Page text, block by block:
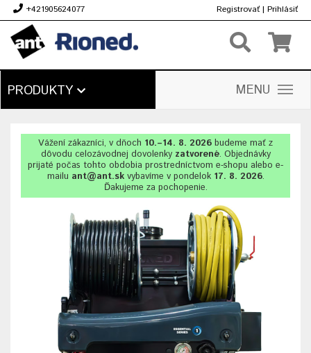
+421905624077 Registrovať | Prihlásiť
PRODUKTY MENU
Vážení zákazníci, v dňoch 10.–14. 8. 2026 budeme mať z
dôvodu celozávodnej dovolenkyzatvorené. Objednávky
prijaté počas tohto obdobia prostredníctvom e-shopu alebo e-
mailu ant@ant.skvybavíme v pondelok 17. 8. 2026.
Ďakujeme za pochopenie.